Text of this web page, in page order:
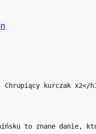
Chrupiący kurczak x2</
to znane danie,